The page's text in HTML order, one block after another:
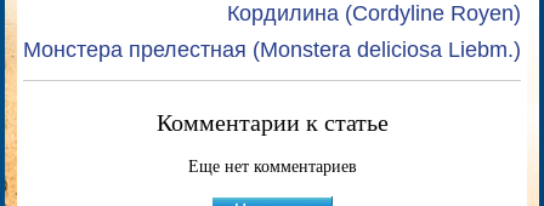
Кордилина (Cordyline Royen)
Монстера прелестная (Monstera deliciosa Liebm.)
Комментарии к статье
Еще нет комментариев